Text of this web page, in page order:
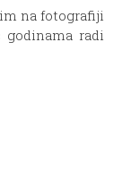
na fotografiji
radi